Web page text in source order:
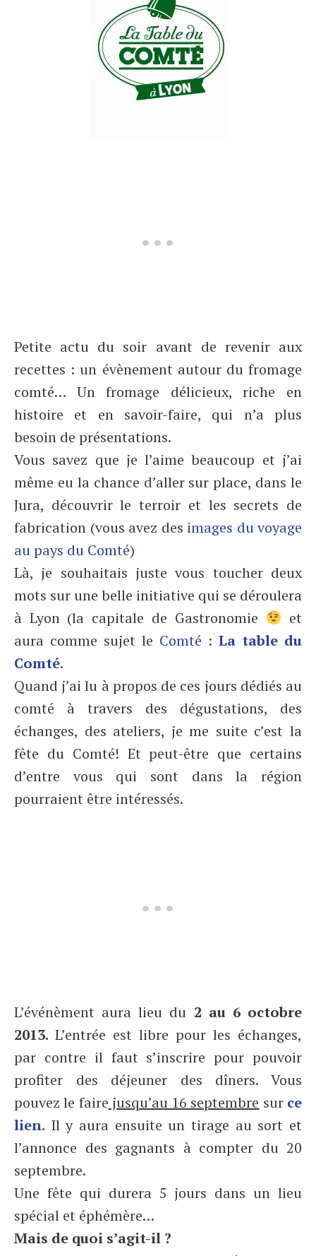
Petite actu du soir avant de revenir aux
recettes : un évènement autour du fromage
comté… Un fromage délicieux, riche en
histoire et en savoir-faire, qui n’a plus
besoin de présentations.
Vous savez que je l’aime beaucoup et j’ai
même eu la chance d’aller sur place, dans le
Jura, découvrir le terroir et les secrets de
fabrication (vous avez des images du voyage
au pays du Comté)
Là, je souhaitais juste vous toucher deux
mots sur une belle initiative qui se déroulera
à Lyon (la capitale de Gastronomie
et
aura comme sujet le Comté : La table du
Comté.
Quand j’ai lu à propos de ces jours dédiés au
comté à travers des dégustations, des
échanges, des ateliers, je me suite c’est la
fête du Comté! Et peut-être que certains
d’entre vous qui sont dans la région
pourraient être intéressés.
L’événèment aura lieu du 2 au 6 octobre
2013. L’entrée est libre pour les échanges,
par contre il faut s’inscrire pour pouvoir
profiter des déjeuner des dîners. Vous
pouvez le faire jusqu’au 16 septembre sur ce
lien. Il y aura ensuite un tirage au sort et
l’annonce des gagnants à compter du 20
septembre.
Une fête qui durera 5 jours dans un lieu
spécial et éphémère…
Mais de quoi s’agit-il ?